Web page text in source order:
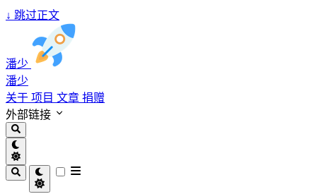
↓ 跳过正文
潘少
潘少
关于 项目 文章 捐赠
外部链接